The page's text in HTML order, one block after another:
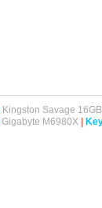
Kingston Savage
Gigabyte M6980X |